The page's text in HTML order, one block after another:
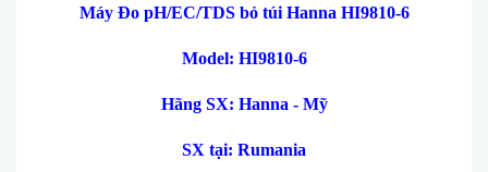
Máy Đo pH/EC/TDS bỏ túi Hanna HI9810-6
Model: HI9810-6
Hãng SX: Hanna - Mỹ
SX tại: Rumania